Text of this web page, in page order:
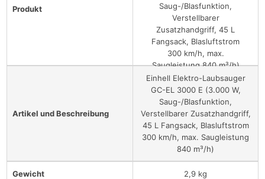
Produkt
Artikel und Beschreibung
Einhell Elektro-Laubsauger
GC-EL 3000 E (3.000 W,
Saug-/Blasfunktion,
Verstellbarer Zusatzhandgriff,
45 L Fangsack, Blasluftstrom
300 km/h, max. Saugleistung
840 m³/h)
Gewicht ‎2,9 kg